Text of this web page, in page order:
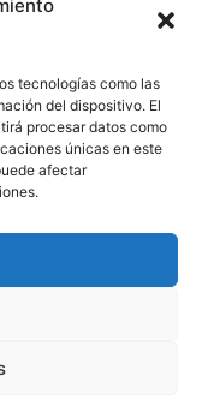
tecnologías como las
del dispositivo. El
procesar datos como
únicas en este
afectar